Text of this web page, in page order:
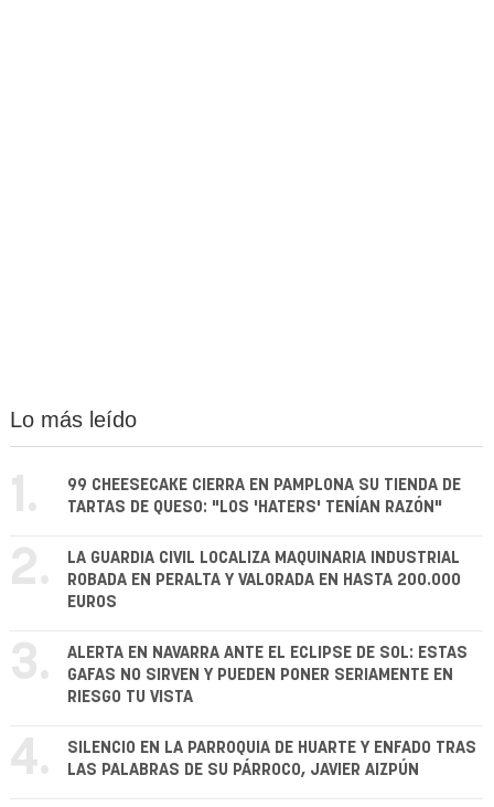
Lo más leído
1.
99 CHEESECAKE CIERRA EN PAMPLONA SU TIENDA DE
TARTAS DE QUESO: "LOS 'HATERS' TENÍAN RAZÓN"
2.
LA GUARDIA CIVIL LOCALIZA MAQUINARIA INDUSTRIAL
ROBADA EN PERALTA Y VALORADA EN HASTA 200.000
EUROS
3.
ALERTA EN NAVARRA ANTE EL ECLIPSE DE SOL: ESTAS
GAFAS NO SIRVEN Y PUEDEN PONER SERIAMENTE EN
RIESGO TU VISTA
4.
SILENCIO EN LA PARROQUIA DE HUARTE Y ENFADO TRAS
LAS PALABRAS DE SU PÁRROCO, JAVIER AIZPÚN